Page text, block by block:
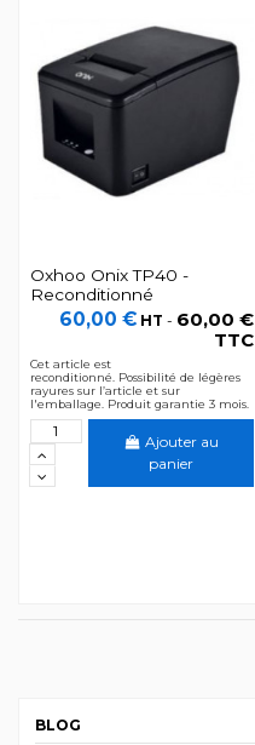
Oxhoo Onix TP40 -
Reconditionné
60,00 € HT - 60,00 €
TTC
Cet article est
reconditionné. Possibilité de légères
rayures sur l’article et sur
l'emballage. Produit garantie 3 mois.
Ajouter au
panier
BLOG